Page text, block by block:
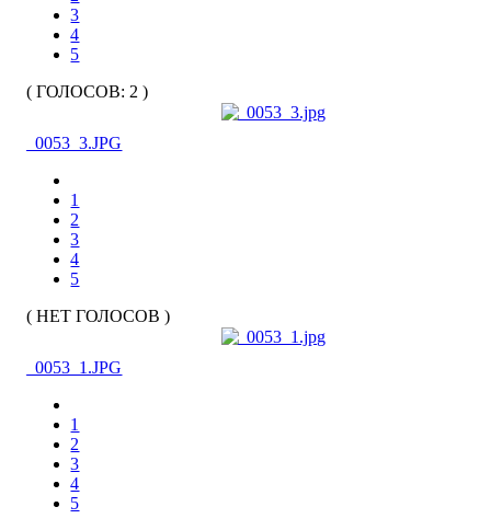
3
4
5
( ГОЛОСОВ: 2 )
_0053_3.JPG
1
2
3
4
5
( НЕТ ГОЛОСОВ )
_0053_1.JPG
1
2
3
4
5